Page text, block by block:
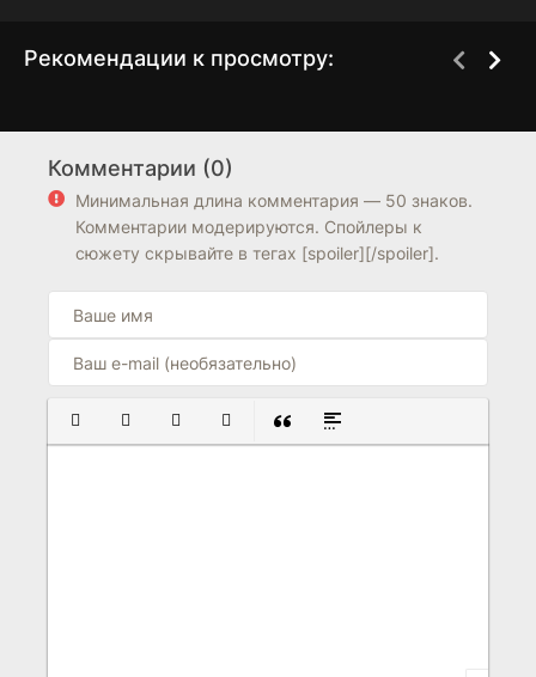
Рекомендации к просмотру:
7.7
Комментарии (0)
Минимальная длина комментария — 50 знаков.
Комментарии модерируются. Спойлеры к
сюжету скрывайте в тегах [spoiler][/spoiler].
ПОЛУЖИРНЫЙ
КУРСИВПОДЧЕРКНУТЫЙ
ЗАЧЕРКНУТЫЙ
ВСТАВКА ЦИТАТЫ
ВСТАВКА СПОЙЛЕРА